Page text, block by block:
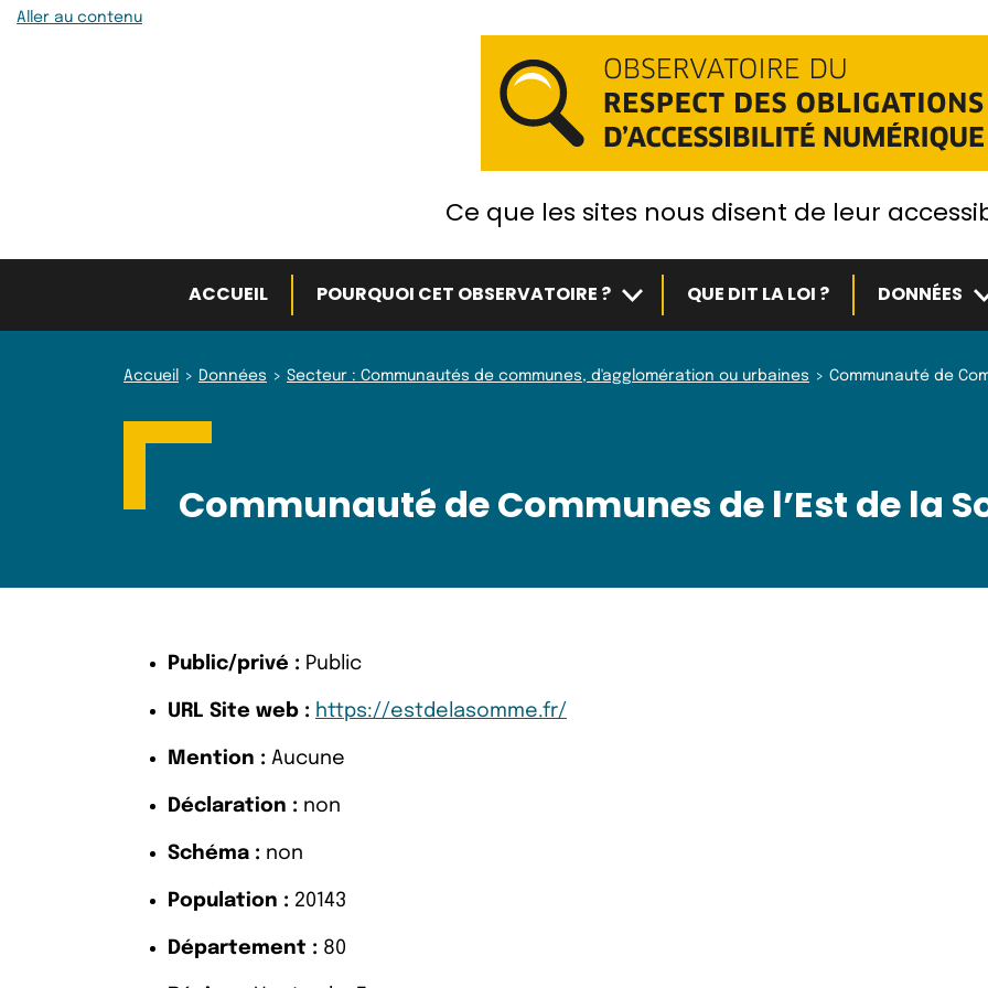
Aller au contenu
Ce que les sites nous disent de leur
ACCUEIL POURQUOI CET OBSERVATOIRE ? Sous-menuQUE DIT LA LOI ? DONNÉES
Accueil Données Secteur : Communautés de communes, d'agglomération ou urbaines Communauté de
Communauté de Communes de l’Est de la
Public/privé : Public
URL Site web : https://estdelasomme.fr/
Mention : Aucune
Déclaration : non
Schéma : non
Population : 20143
Département : 80